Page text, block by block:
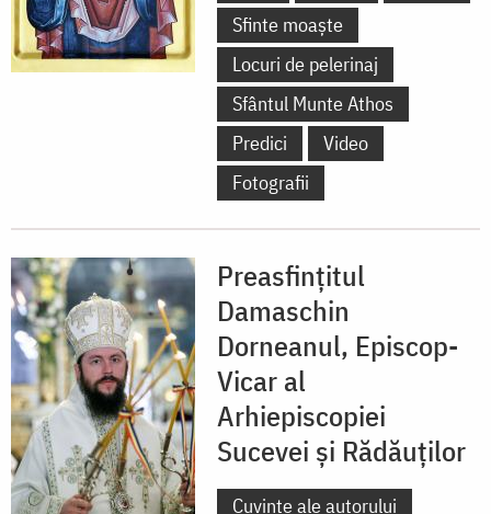
Sfinte moaște
Locuri de pelerinaj
Sfântul Munte Athos
Predici
Video
Fotografii
Preasfințitul
Damaschin
Dorneanul, Episcop-
Vicar al
Arhiepiscopiei
Sucevei și Rădăuților
Cuvinte ale autorului